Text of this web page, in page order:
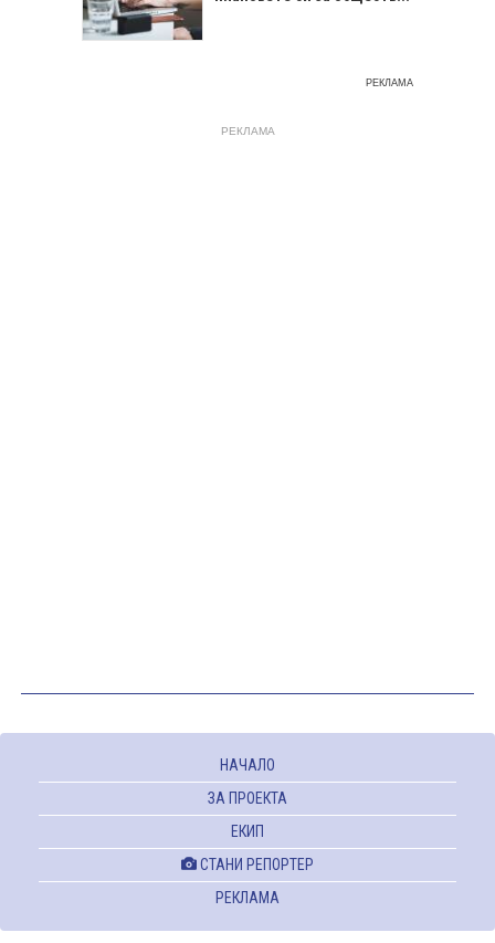
РЕКЛАМА
РЕКЛАМА
НАЧАЛО
ЗА ПРОЕКТА
ЕКИП
СТАНИ РЕПОРТЕР
РЕКЛАМА